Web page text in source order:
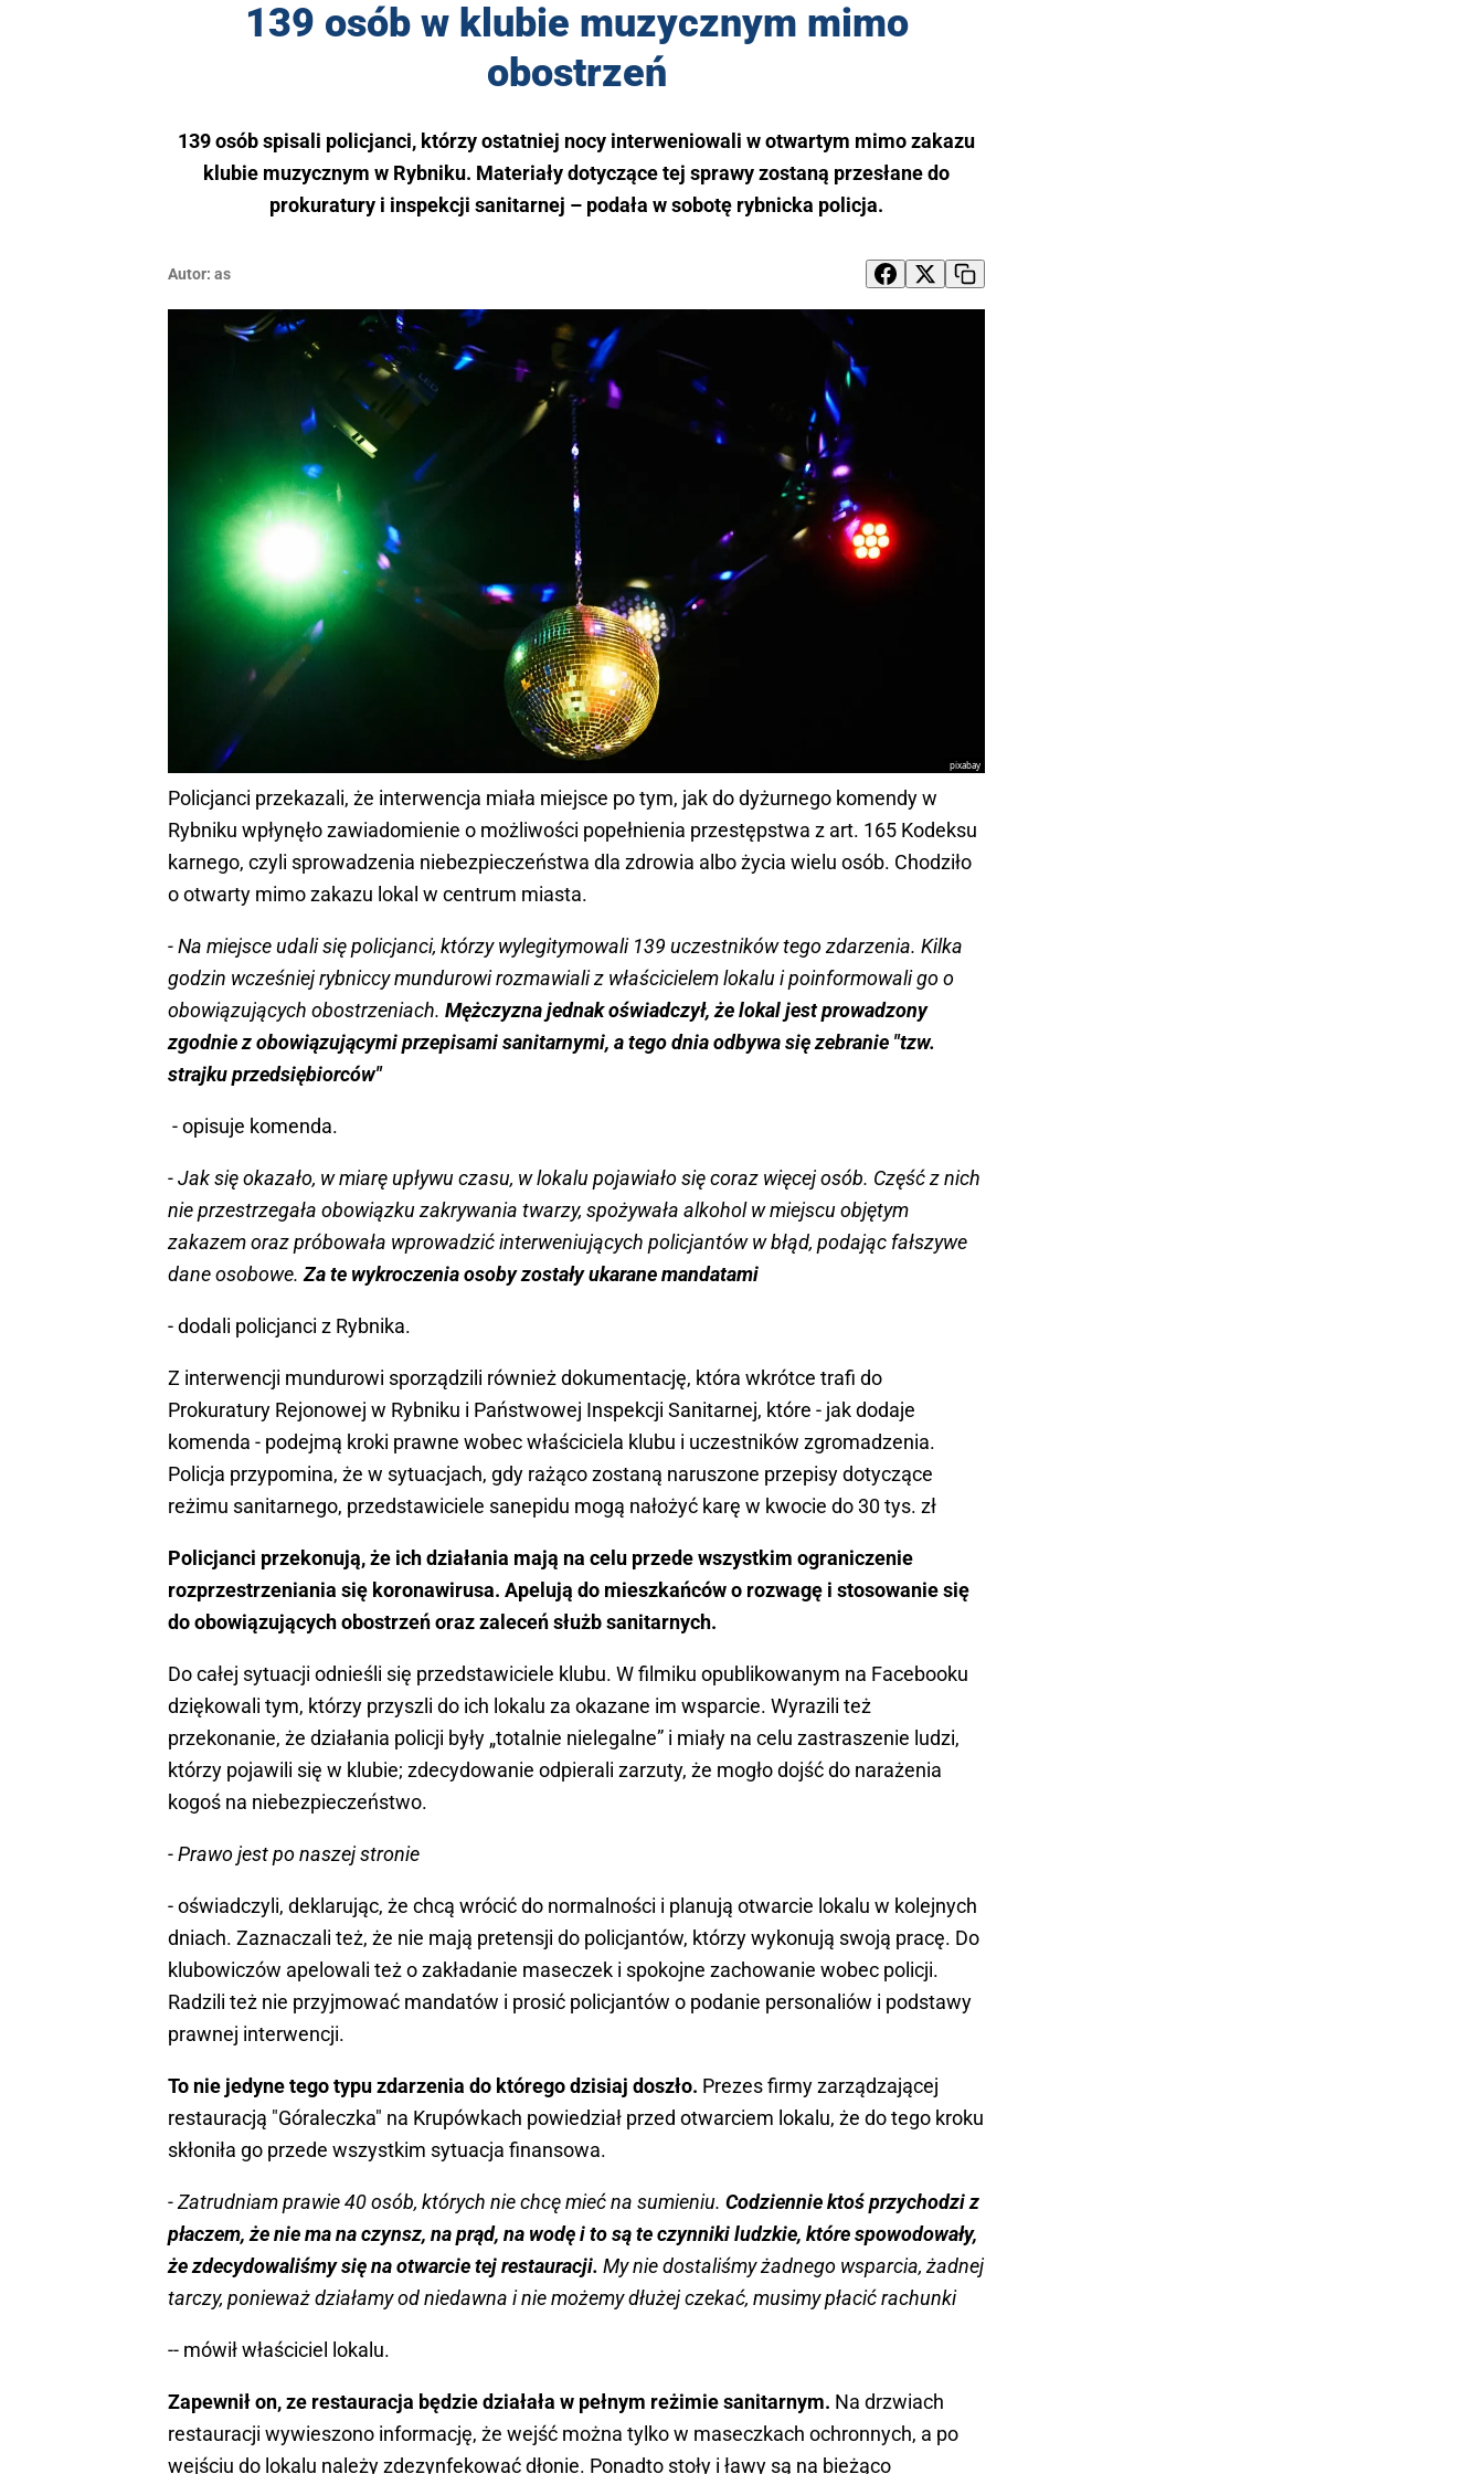
139 osób w klubie muzycznym mimo
obostrzeń
139 osób spisali policjanci, którzy ostatniej nocy interweniowali w otwartym mimo zakazu
klubie muzycznym w Rybniku. Materiały dotyczące tej sprawy zostaną przesłane do
prokuratury i inspekcji sanitarnej – podała w sobotę rybnicka policja.
Autor: as
pixabay
Policjanci przekazali, że interwencja miała miejsce po tym, jak do dyżurnego komendy w
Rybniku wpłynęło zawiadomienie o możliwości popełnienia przestępstwa z art. 165 Kodeksu
karnego, czyli sprowadzenia niebezpieczeństwa dla zdrowia albo życia wielu osób. Chodziło
o otwarty mimo zakazu lokal w centrum miasta.
- Na miejsce udali się policjanci, którzy wylegitymowali 139 uczestników tego zdarzenia. Kilka
godzin wcześniej rybniccy mundurowi rozmawiali z właścicielem lokalu i poinformowali go o
obowiązujących obostrzeniach. Mężczyzna jednak oświadczył, że lokal jest prowadzony
zgodnie z obowiązującymi przepisami sanitarnymi, a tego dnia odbywa się zebranie "tzw.
strajku przedsiębiorców"
- opisuje komenda.
- Jak się okazało, w miarę upływu czasu, w lokalu pojawiało się coraz więcej osób. Część z nich
nie przestrzegała obowiązku zakrywania twarzy, spożywała alkohol w miejscu objętym
zakazem oraz próbowała wprowadzić interweniujących policjantów w błąd, podając fałszywe
dane osobowe. Za te wykroczenia osoby zostały ukarane mandatami
- dodali policjanci z Rybnika.
Z interwencji mundurowi sporządzili również dokumentację, która wkrótce trafi do
Prokuratury Rejonowej w Rybniku i Państwowej Inspekcji Sanitarnej, które - jak dodaje
komenda - podejmą kroki prawne wobec właściciela klubu i uczestników zgromadzenia.
Policja przypomina, że w sytuacjach, gdy rażąco zostaną naruszone przepisy dotyczące
reżimu sanitarnego, przedstawiciele sanepidu mogą nałożyć karę w kwocie do 30 tys. zł
Policjanci przekonują, że ich działania mają na celu przede wszystkim ograniczenie
rozprzestrzeniania się koronawirusa. Apelują do mieszkańców o rozwagę i stosowanie się
do obowiązujących obostrzeń oraz zaleceń służb sanitarnych.
Do całej sytuacji odnieśli się przedstawiciele klubu. W filmiku opublikowanym na Facebooku
dziękowali tym, którzy przyszli do ich lokalu za okazane im wsparcie. Wyrazili też
przekonanie, że działania policji były „totalnie nielegalne” i miały na celu zastraszenie ludzi,
którzy pojawili się w klubie; zdecydowanie odpierali zarzuty, że mogło dojść do narażenia
kogoś na niebezpieczeństwo.
- Prawo jest po naszej stronie
- oświadczyli, deklarując, że chcą wrócić do normalności i planują otwarcie lokalu w kolejnych
dniach. Zaznaczali też, że nie mają pretensji do policjantów, którzy wykonują swoją pracę. Do
klubowiczów apelowali też o zakładanie maseczek i spokojne zachowanie wobec policji.
Radzili też nie przyjmować mandatów i prosić policjantów o podanie personaliów i podstawy
prawnej interwencji.
To nie jedyne tego typu zdarzenia do którego dzisiaj doszło. Prezes firmy zarządzającej
restauracją "Góraleczka" na Krupówkach powiedział przed otwarciem lokalu, że do tego kroku
skłoniła go przede wszystkim sytuacja finansowa.
- Zatrudniam prawie 40 osób, których nie chcę mieć na sumieniu. Codziennie ktoś przychodzi z
płaczem, że nie ma na czynsz, na prąd, na wodę i to są te czynniki ludzkie, które spowodowały,
że zdecydowaliśmy się na otwarcie tej restauracji. My nie dostaliśmy żadnego wsparcia, żadnej
tarczy, ponieważ działamy od niedawna i nie możemy dłużej czekać, musimy płacić rachunki
-- mówił właściciel lokalu.
Zapewnił on, ze restauracja będzie działała w pełnym reżimie sanitarnym. Na drzwiach
restauracji wywieszono informację, że wejść można tylko w maseczkach ochronnych, a po
wejściu do lokalu należy zdezynfekować dłonie. Ponadto stoły i ławy są na bieżąco